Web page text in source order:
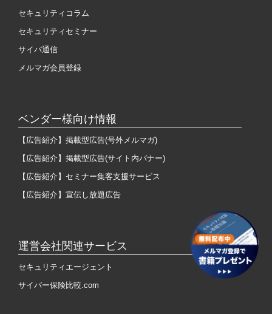
セキュリティコラム
セキュリティセミナー
サイバ通信
メルマガ会員登録
ベンダー様向け情報
【広告紹介】掲載型広告(号外メルマガ)
【広告紹介】掲載型広告(サイト内バナー)
【広告紹介】セミナー集客支援サービス
【広告紹介】宣伝し放題広告
運営会社関連サービス
セキュリティエージェント
サイバー保険比較.com